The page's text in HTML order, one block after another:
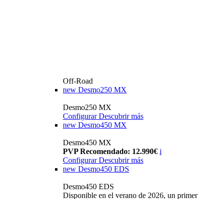
Off-Road
new Desmo250 MX
Desmo250 MX
Configurar Descubrir más
new Desmo450 MX
Desmo450 MX
PVP Recomendado: 12.990€ i
Configurar Descubrir más
new Desmo450 EDS
Desmo450 EDS
Disponible en el verano de 2026, un primer